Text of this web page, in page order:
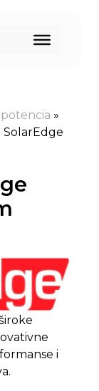
»
SolarEdge
i